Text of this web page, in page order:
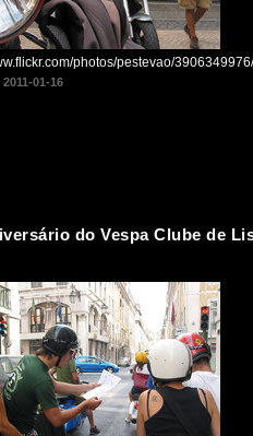
photos/pestevao/
2011-01-16
do Vespa Clube de